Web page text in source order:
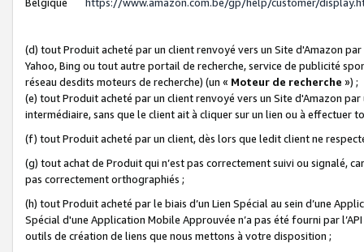
(d) tout Produit acheté par un client renvoyé vers un Site d'Amazon
Yahoo, Bing ou tout autre portail de recherche, service de publicité
réseau desdits moteurs de recherche) (un « Moteur de recherche ») ;
(e) tout Produit acheté par un client renvoyé vers un Site d'Amazon
intermédiaire, sans que le client ait à cliquer sur un lien ou à
(f) tout Produit acheté par un client, dès lors que ledit client ne
(g) tout achat de Produit qui n’est pas correctement suivi ou signalé,
pas correctement orthographiés ;
(h) tout Produit acheté par le biais d’un Lien Spécial au sein d’une
Spécial d'une Application Mobile Approuvée n’a pas été fourni par
outils de création de liens que nous mettons à votre disposition ;